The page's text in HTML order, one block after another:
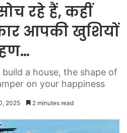
रहे हैं, कहीं
आपकी खुशियों
a house, the shape of
on your happiness
2025 2 minutes read